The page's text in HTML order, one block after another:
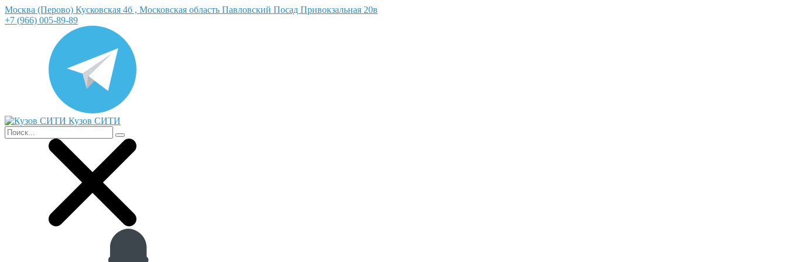
Москва (Перово) Кусковская 4б , Московская область Павловский Посад Привокзальная 20в
+7 (966) 005-89-89
Кузов СИТИ